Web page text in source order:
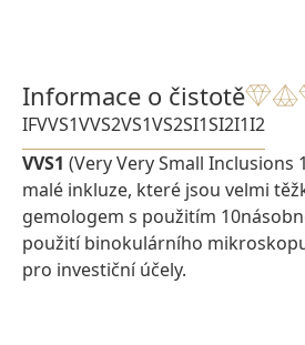
Informace o čistotě
IFVVS1VVS2VS1VS2SI1SI2I1I2
VVS1 (Very Very Small Inclusions
malé inkluze, které jsou velmi
gemologem s použitím
použití binokulárního
pro investiční účely.